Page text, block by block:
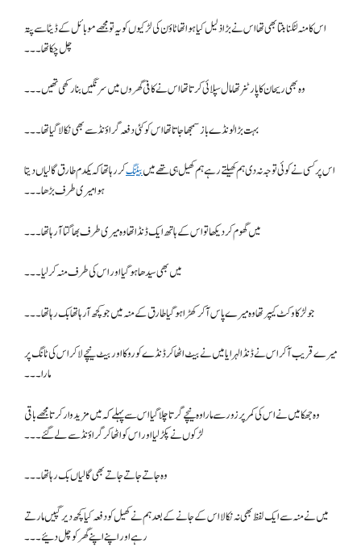
اس کا منہ لٹکنا بنتا بھی تھا اس نے بڑا ذلیل کیا ہوا تھا ٹاؤن کی لڑکیوں کو یہ تو مجھے موبائل کے ڈیٹا سے پتہ
چل چکا تھا۔۔۔
وہ بھی ریحان کا پارٹنر تھا مال سپلائی کرتا تھا اس نے کافی گھروں میں سرنگیں بنا رکھی تھیں۔۔۔
بہت بڑا لونڈے باز سمجھا جاتا تھا اس کو کئی دفعہ گراؤنڈ سے بھی نکالا گیا تھا۔۔۔
اس پر کسی نے کوئی توجہ نہ دی ہم کھیلتے رہے ہم کھیل ہی تھے میںبیٹنگکر رہا تھا کہ یکدم طارق گالیاں دیتا
ہوا میری طرف بڑھا ۔۔۔
میں گھوم کر دیکھا تو اس کے ہاتھ ایک ڈنڈا تھا وہ میری طرف بھاگتا آ رہا تھا۔۔۔
میں بھی سیدھا ہو گیا اور اس کی طرف منہ کر لیا۔۔۔
جو لڑکا وکٹ کیپر تھا وہ میرے پاس آ کر کھڑا ہو گیا طارق کے منہ میں جو کچھ آرہا تھا بک رہا تھا۔۔۔
میرے قریب آ کر اس نے ڈنڈا لہرایا میں نے بیٹ اٹھا کر ڈنڈے کو روکا اور بیٹ نیچے لا کر اس کی ٹانگ پر
مارا۔۔۔
وہ جھکا میں نے اس کی کمر پر زور سے مارا وہ نیچے گرتا چلا گیا اس سے پہلے کہ میں مزید وار کرتا مجھے باقی
لڑکوں نے پکڑ لیا اور اس کو اٹھا کر گراؤنڈ سے لے گئے۔۔۔
وہ جاتے جاتے جاتے بھی گالیاں بک رہا تھا۔۔۔
میں نے منہ سے ایک لفظ بھی نہ نکالا اس کے جانے کے بعد ہم نے کھیل کو دفعہ کیا کچھ دیر گپیں مارتے
رہے اور اپنے اپنے گھر کو چل دئیے۔۔۔